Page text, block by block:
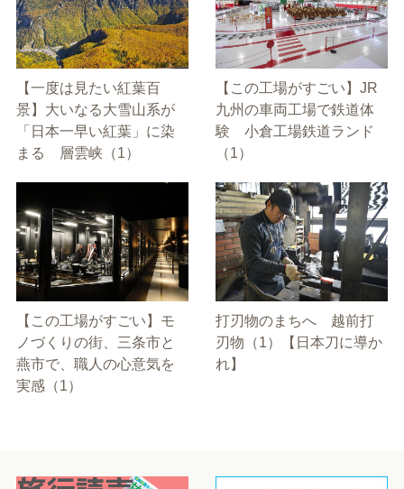
【一度は見たい紅葉百
景】大いなる大雪山系が
「日本一早い紅葉」に染
まる 層雲峡（1）
【この工場がすごい】JR
九州の車両工場で鉄道体
験 小倉工場鉄道ランド
（1）
【この工場がすごい】モ
ノづくりの街、三条市と
燕市で、職人の心意気を
実感（1）
打刃物のまちへ 越前打
刃物（1）【日本刀に導か
れ】